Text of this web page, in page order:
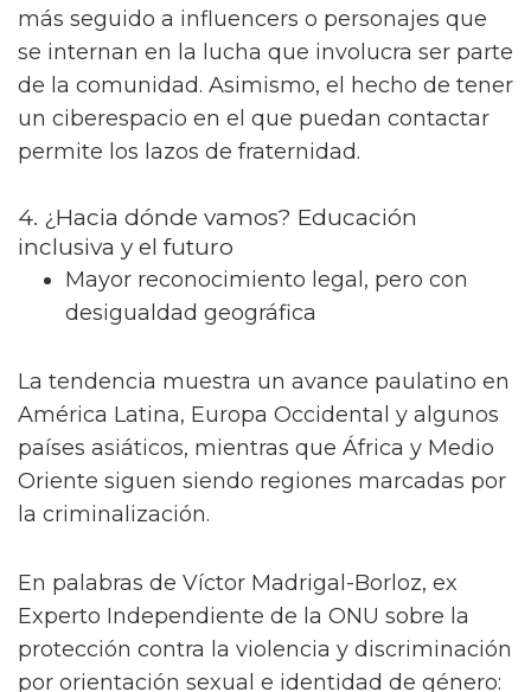
más seguido a influencers o personajes que
se internan en la lucha que involucra ser parte
de la comunidad. Asimismo, el hecho de tener
un ciberespacio en el que puedan contactar
permite los lazos de fraternidad.
4. ¿Hacia dónde vamos? Educación
inclusiva y el futuro
Mayor reconocimiento legal, pero con
desigualdad geográfica
La tendencia muestra un avance paulatino en
América Latina, Europa Occidental y algunos
países asiáticos, mientras que África y Medio
Oriente siguen siendo regiones marcadas por
la criminalización.
En palabras de Víctor Madrigal-Borloz, ex
Experto Independiente de la ONU sobre la
protección contra la violencia y discriminación
por orientación sexual e identidad de género: